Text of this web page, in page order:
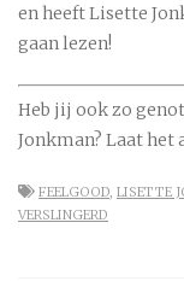
en heeft Lisette
gaan lezen!
Heb jij ook zo
Jonkman? Laat het
FEELGOOD LISETTE
VERSLINGERD